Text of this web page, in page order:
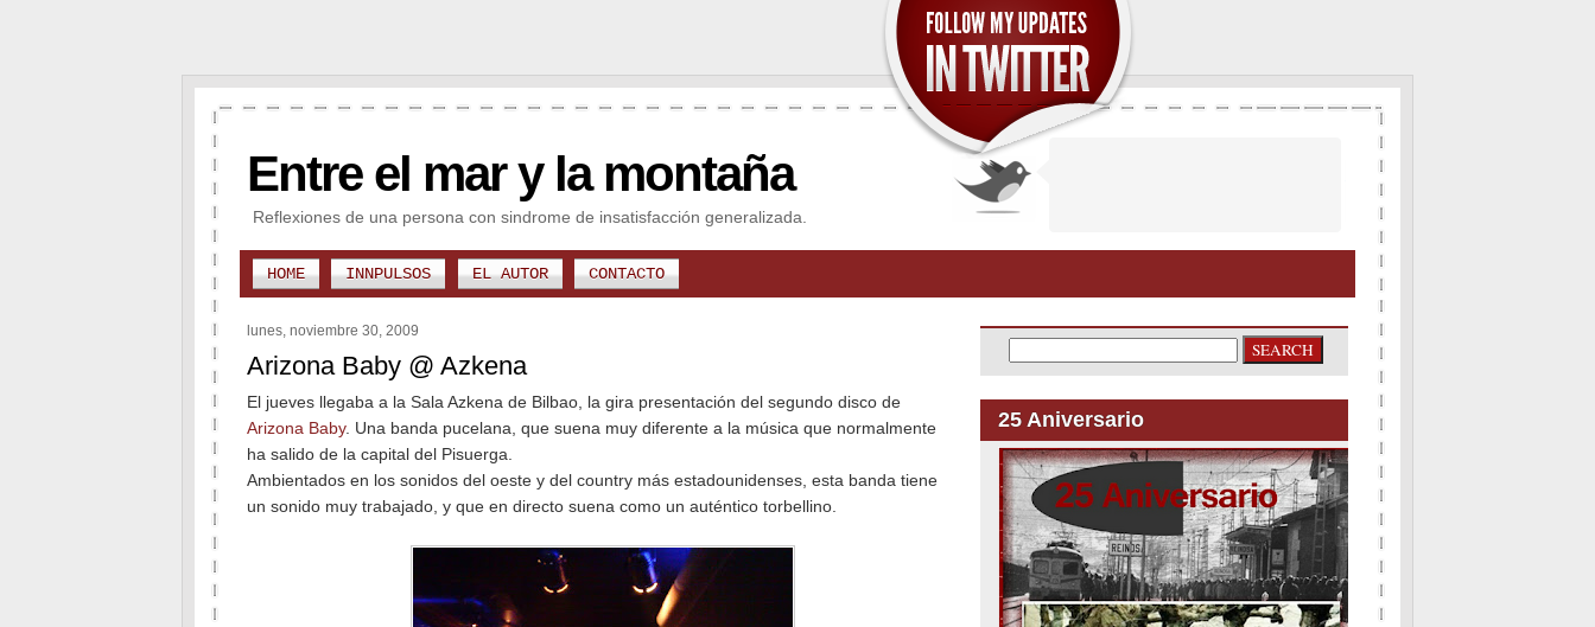
Entre el mar y la montaña
Reflexiones de una persona con sindrome de insatisfacción generalizada.
HOME INNPULSOS EL AUTOR CONTACTO
lunes, noviembre 30, 2009
Arizona Baby @ Azkena
El jueves llegaba a la Sala Azkena de Bilbao, la gira presentación del segundo disco de
Arizona Baby. Una banda pucelana, que suena muy diferente a la música que normalmente
ha salido de la capital del Pisuerga.
Ambientados en los sonidos del oeste y del country más estadounidenses, esta banda tiene
un sonido muy trabajado, y que en directo suena como un auténtico torbellino.
25 Aniversario